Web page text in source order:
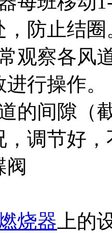
，防止结圈
观察各风
行操作。
的间隙（
，调节好
的
烧器 上的